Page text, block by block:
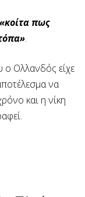
«κοίτα πως
.
ο Ολλανδός είχε
να
και η νίκη